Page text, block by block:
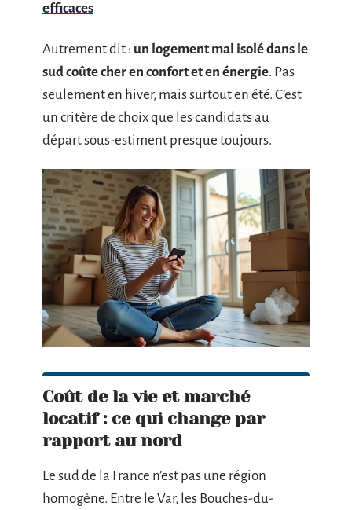
efficaces
Autrement dit : un logement mal isolé dans le
sud coûte cher en confort et en énergie. Pas
seulement en hiver, mais surtout en été. C’est
un critère de choix que les candidats au
départ sous-estiment presque toujours.
Coût de la vie et marché
locatif : ce qui change par
rapport au nord
Le sud de la France n’est pas une région
homogène. Entre le Var, les Bouches-du-